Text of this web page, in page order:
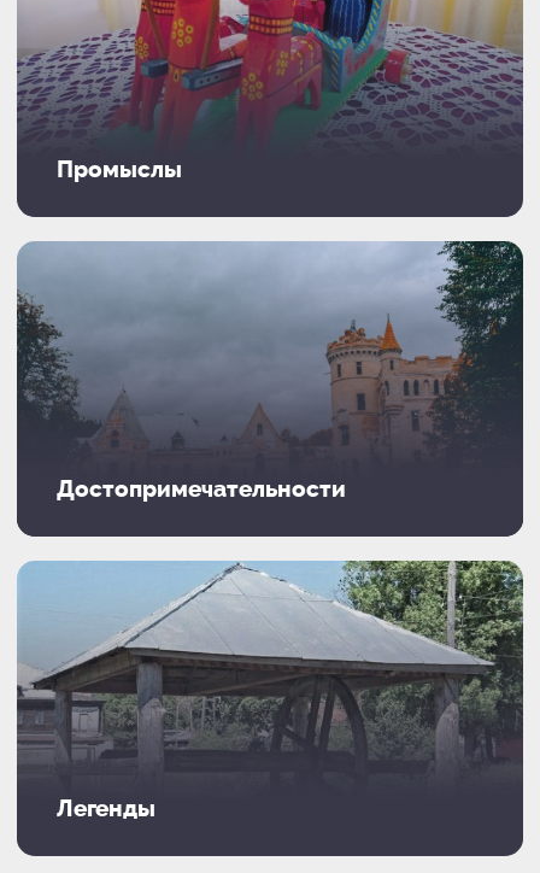
Достопримечательности
Промыслы
Легенды